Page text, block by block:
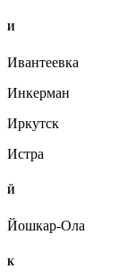
И
Ивантеевка
Инкерман
Иркутск
Истра
Й
Йошкар-Ола
К